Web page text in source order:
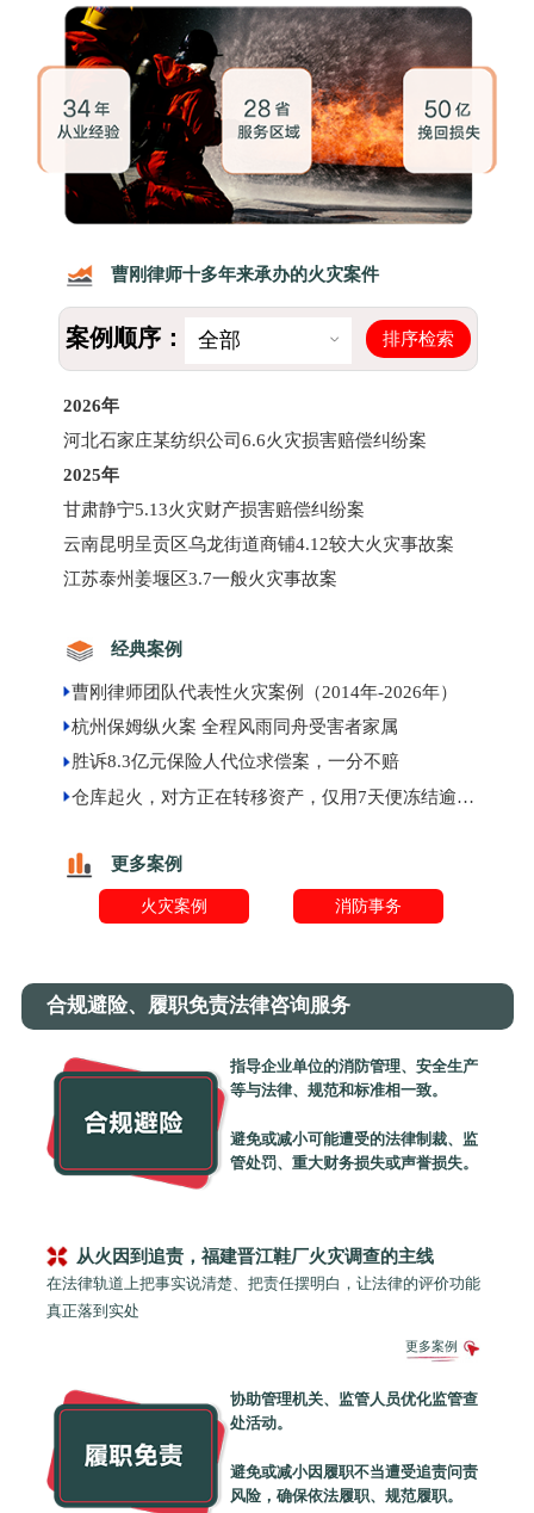
曹刚律师十多年来承办的火灾案件
案例顺序： 全部 排序检索
2026年
河北石家庄某纺织公司6.6火灾损害赔偿纠纷案
2025年
甘肃静宁5.13火灾财产损害赔偿纠纷案
云南昆明呈贡区乌龙街道商铺4.12较大火灾事故案
江苏泰州姜堰区3.7一般火灾事故案
经典案例
曹刚律师团队代表性火灾案例（2014年-2026年）
杭州保姆纵火案 全程风雨同舟受害者家属
胜诉8.3亿元保险人代位求偿案，一分不赔
仓库起火，对方正在转移资产，仅用7天便冻结逾千万元现金
更多案例
火灾案例 消防事务
合规避险、履职免责法律咨询服务
指导企业单位的消防管理、安全生产
等与法律、规范和标准相一致。
避免或减小可能遭受的法律制裁、监
管处罚、重大财务损失或声誉损失。
从火因到追责，福建晋江鞋厂火灾调查的主线
在法律轨道上把事实说清楚、把责任摆明白，让法律的评价功能
真正落到实处
更多案例
协助管理机关、监管人员优化监管查
处活动。
避免或减小因履职不当遭受追责问责
风险，确保依法履职、规范履职。